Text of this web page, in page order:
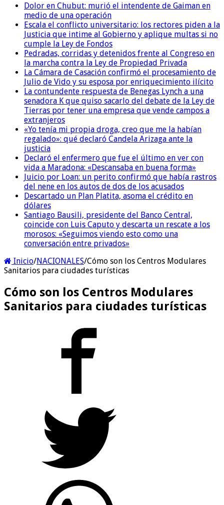
Dolor en Chubut: murió el intendente de Gaiman en
medio de una operación
Escala el conflicto universitario: los rectores piden a la
Justicia que intime al Gobierno y aplique multas si no
cumple la Ley de Fondos
Pedradas, corridas y detenidos frente al Congreso en
la marcha contra la Ley de Propiedad Privada
La Cámara de Casación confirmó el procesamiento de
Julio de Vido y su esposa por enriquecimiento ilícito
La contundente respuesta de Benegas Lynch a una
senadora K que quiso sacarlo del debate de la Ley de
Tierras por tener una empresa que vende campos a
extranjeros
«Yo tenía mi propia droga, creo que me la habían
regalado»: qué declaró Candela Arizaga ante la
justicia
Declaró el enfermero que fue el último en ver con
vida a Maradona: «Descansaba en buena forma»
Juicio por Loan: un perito confirmó que había rastros
del nene en los autos de dos de los acusados
Descartado un Plan Platita, asoma el crédito en
dólares
Santiago Bausili, presidente del Banco Central,
coincide con Luis Caputo y descarta un rescate a los
morosos: «Seguimos viendo esto como una
conversación entre privados»
Inicio/NACIONALES/Cómo son los Centros Modulares
Sanitarios para ciudades turísticas
Cómo son los Centros Modulares
Sanitarios para ciudades turísticas